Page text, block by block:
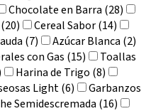
Chocolate en Barra (28)
Cereal Sabor (14)
(7)
Azúcar Blanca (2)
con Gas (15)
Toallas
Harina de Trigo (8)
Light (6)
Garbanzos
Semidescremada (16)